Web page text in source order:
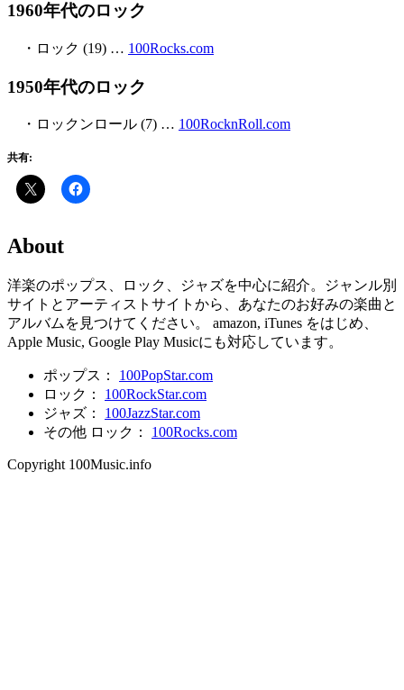
1960年代のロック
・ロック (19) … 100Rocks.com
1950年代のロック
・ロックンロール (7) … 100RocknRoll.com
共有:
About
洋楽のポップス、ロック、ジャズを中心に紹介。ジャンル別
サイトとアーティストサイトから、あなたのお好みの楽曲と
アルバムを見つけてください。 amazon, iTunes をはじめ、
Apple Music, Google Play Musicにも対応しています。
ポップス： 100PopStar.com
ロック： 100RockStar.com
ジャズ： 100JazzStar.com
その他 ロック： 100Rocks.com
Copyright 100Music.info